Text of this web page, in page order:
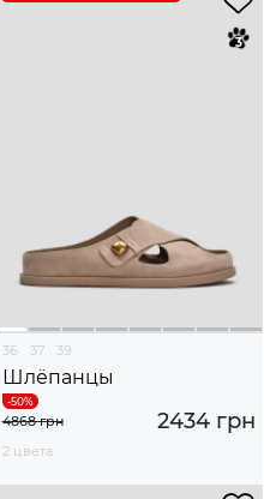
36 37 39
Шлёпанцы
2434 грн
4868 грн
2 цвета